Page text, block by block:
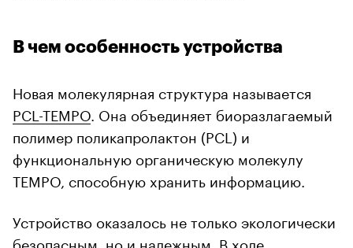
В чем особенность устройства
00:00 / 00:00
Новая молекулярная структура называется
PCL-TEMPO . Она объединяет биоразлагаемый
полимер поликапролактон (PCL) и
функциональную органическую молекулу
TEMPO, способную хранить информацию.
Устройство оказалось не только экологически
безопасным, но и надежным. В ходе